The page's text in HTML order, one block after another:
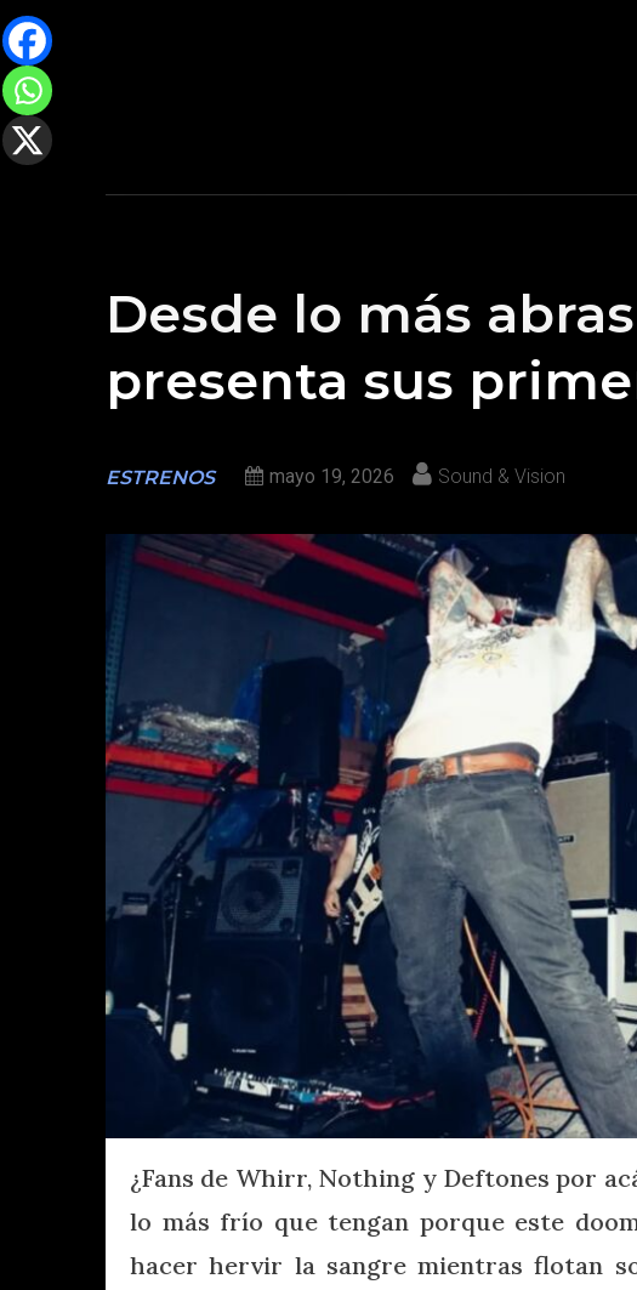
Desde lo más
presenta sus
ESTRENOS mayo 19, 2026 Sound & Vision
¿Fans de Whirr, Nothing y Deftones por
lo más frío que tengan porque este
hacer hervir la sangre mientras flotan